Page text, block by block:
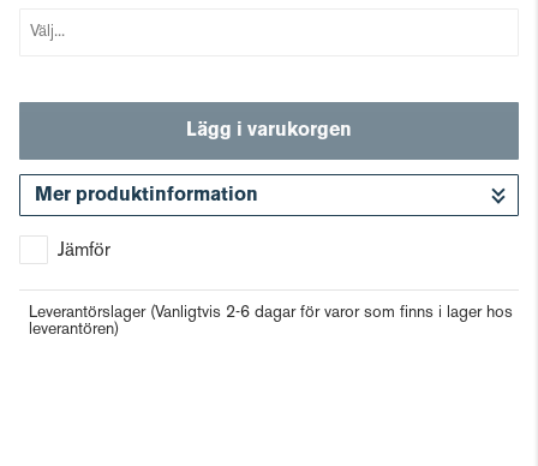
Lägg i varukorgen
Mer produktinformation
Jämför
Leverantörslager (Vanligtvis 2-6 dagar för varor som finns i lager hos
leverantören)